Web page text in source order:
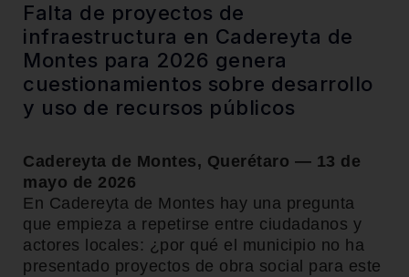
Falta de proyectos de
infraestructura en Cadereyta de
Montes para 2026 genera
cuestionamientos sobre desarrollo
y uso de recursos públicos
Cadereyta de Montes, Querétaro — 13 de
mayo de 2026
En Cadereyta de Montes hay una pregunta
que empieza a repetirse entre ciudadanos y
actores locales: ¿por qué el municipio no ha
presentado proyectos de obra social para este